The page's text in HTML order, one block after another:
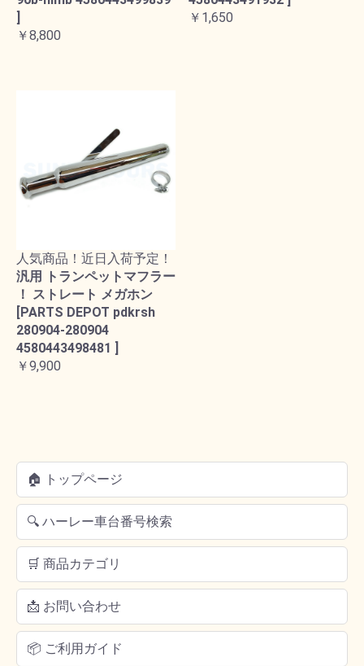
]
￥8,800
￥1,650
人気商品！近日入荷予定！
汎用 トランペットマフラー
！ ストレート メガホン
[PARTS DEPOT pdkrsh
280904-280904
4580443498481 ]
￥9,900
🏠 トップページ
🔍 ハーレー車台番号検索
🛒 商品カテゴリ
📩 お問い合わせ
📦 ご利用ガイド